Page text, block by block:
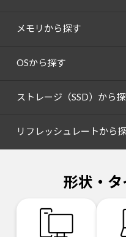
メモリから探す
OSから探す
ストレージ（SSD）から
リフレッシュレートから
形状・